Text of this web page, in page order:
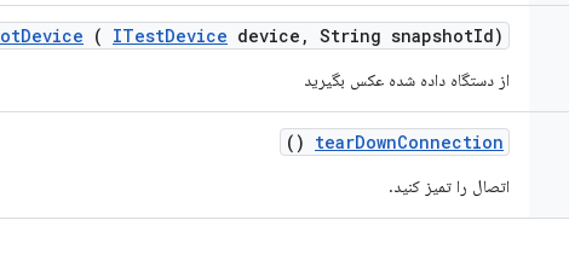
Device ( ITestDevice device , String snapshotId)
از دستگاه داده شده عکس بگیرید
tearDownConnection
()
اتصال را تمیز کنید.